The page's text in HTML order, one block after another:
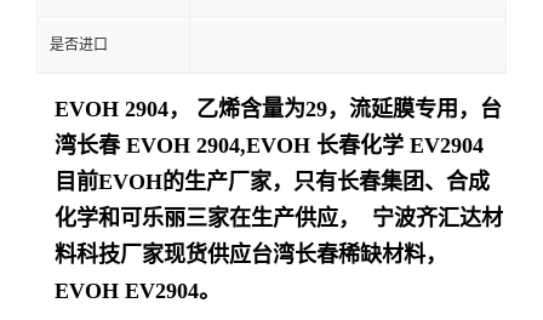
是否进口
EVOH 2904， 乙烯含量为29，流延膜专用 ，台
湾长春 EVOH 2904,EVOH 长春化学 EV2904
目前EVOH的生产厂家，只有长春集团、合成
化学和可乐丽三家在生产供应， 宁波齐汇达材
料科技厂家现货供应台湾长春稀缺材料，
EVOH EV2904。